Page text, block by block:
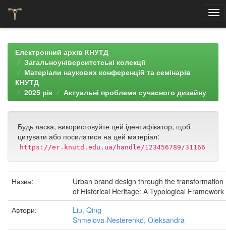
navigationЕлектронний архів КНУТД
Загальноуніверситетські колекції
Матеріали наукових конференцій та семінарів
КНУТД
2025 рік
Актуальні проблеми сучасного дизайну
Будь ласка, використовуйте цей ідентифікатор, щоб
цитувати або посилатися на цей матеріал:
https://er.knutd.edu.ua/handle/123456789/31166
Назва:
Urban brand design through the transformation
of Historical Heritage: A Typological Framework
Автори:
Liu, Qing
Shmelova-Nesterenko, Oleksandra